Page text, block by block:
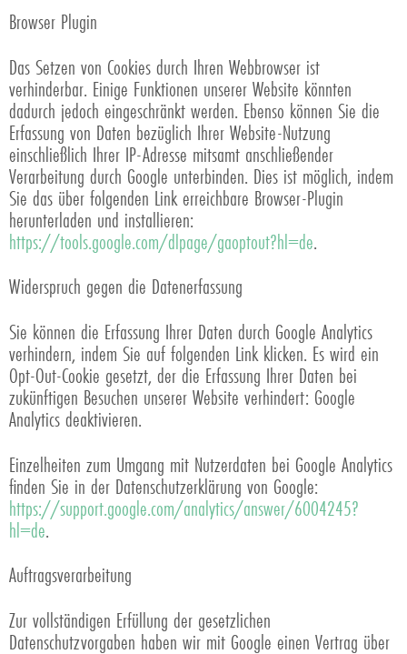
Browser Plugin
Das Setzen von Cookies durch Ihren Webbrowser ist
verhinderbar. Einige Funktionen unserer Website könnten
dadurch jedoch eingeschränkt werden. Ebenso können Sie die
Erfassung von Daten bezüglich Ihrer Website-Nutzung
einschließlich Ihrer IP-Adresse mitsamt anschließender
Verarbeitung durch Google unterbinden. Dies ist möglich, indem
Sie das über folgenden Link erreichbare Browser-Plugin
herunterladen und installieren:
https://tools.google.com/dlpage/gaoptout?hl=de.
Widerspruch gegen die Datenerfassung
Sie können die Erfassung Ihrer Daten durch Google Analytics
verhindern, indem Sie auf folgenden Link klicken. Es wird ein
Opt-Out-Cookie gesetzt, der die Erfassung Ihrer Daten bei
zukünftigen Besuchen unserer Website verhindert: Google
Analytics deaktivieren.
Einzelheiten zum Umgang mit Nutzerdaten bei Google Analytics
finden Sie in der Datenschutzerklärung von Google:
https://support.google.com/analytics/answer/6004245?
hl=de.
Auftragsverarbeitung
Zur vollständigen Erfüllung der gesetzlichen
Datenschutzvorgaben haben wir mit Google einen Vertrag über